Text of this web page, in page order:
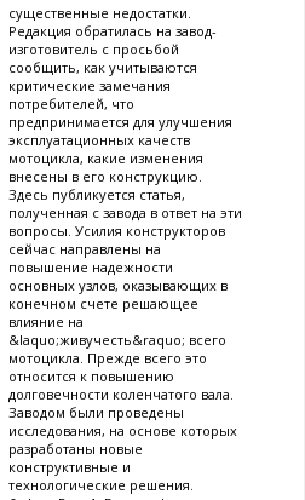
существенные недостатки.
Редакция обратилась на завод-
изготовитель с просьбой
сообщить, как учитываются
критические замечания
потребителей, что
предпринимается для улучшения
эксплуатационных качеств
мотоцикла, какие изменения
внесены в его конструкцию.
Здесь публикуется статья,
полученная с завода в ответ на эти
вопросы. Усилия конструкторов
сейчас направлены на
повышение надежности
основных узлов, оказывающих в
конечном счете решающее
влияние на
&laquo;живучесть&raquo; всего
мотоцикла. Прежде всего это
относится к повышению
долговечности коленчатого вала.
Заводом были проведены
исследования, на основе которых
разработаны новые
конструктивные и
технологические решения.